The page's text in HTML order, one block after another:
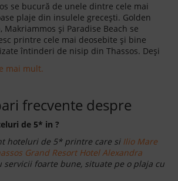
se bucură de unele dintre cele mai
plaje din insulele grecești. Golden
Makriammos și Paradise Beach se
printre cele mai deosebite și bine
întinderi de nisip din Thassos. Deși
de diverse localuri și unități de
mai mult.
frecvente despre
de 5* in ?
hoteluri de 5* printre care si Ilio Mare
Grand Resort Hotel Alexandra
servicii foarte bune, situate pe o plaja cu